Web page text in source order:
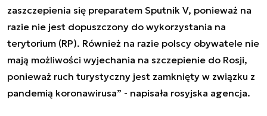
zaszczepienia się preparatem Sputnik V, ponieważ na
razie nie jest dopuszczony do wykorzystania na
terytorium (RP). Również na razie polscy obywatele nie
mają możliwości wyjechania na szczepienie do Rosji,
ponieważ ruch turystyczny jest zamknięty w związku z
pandemią koronawirusa” - napisała rosyjska agencja.